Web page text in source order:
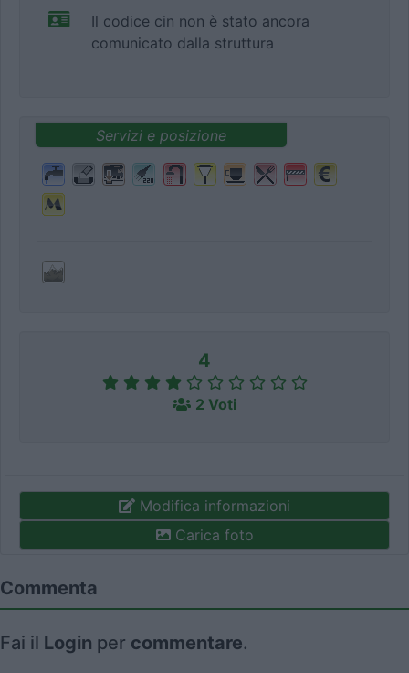
Il codice cin non è stato ancora
comunicato dalla struttura
Servizi e posizione
4
2 Voti
Modifica informazioni
Carica foto
Commenta
Fai il Login per commentare.